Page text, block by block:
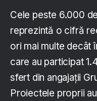
Cele peste 6.000
reprezintă o cifră
ori mai multe decât
care au participat
sfert din angajații
Proiectele proprii